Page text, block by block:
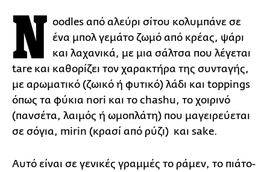
N oodles από αλεύρι σίτου κολυμπάνε σε
ένα μπολ γεμάτο ζωμό από κρέας, ψάρι
και λαχανικά, με μια σάλτσα που λέγεται
tare και καθορίζει τον χαρακτήρα της συνταγής,
με αρωματικό (ζωικό ή φυτικό) λάδι και toppings
όπως τα φύκια nori και το chashu, το χοιρινό
(πανσέτα, λαιμός ή ωμοπλάτη) που μαγειρεύεται
σε σόγια, mirin (κρασί από ρύζι) και sake.
Αυτό είναι σε γενικές γραμμές το ράμεν, το πιάτο-